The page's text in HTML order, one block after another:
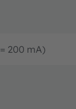
= 200 mA)